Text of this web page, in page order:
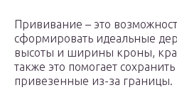
Прививание – это
сформировать идеальные
высоты и ширины кроны,
также это помогает
привезенные из-за границы.